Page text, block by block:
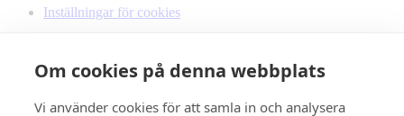
Om cookies på denna webbplats
Vi använder cookies för att samla in och analysera
Inställningar för cookies